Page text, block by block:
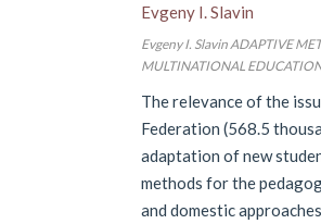
Evgeny I. Slavin
Evgeny I. Slavin ADAPTIVE
MULTINATIONAL
The relevance of the
Federation (568.5
adaptation of new
methods for the
and domestic